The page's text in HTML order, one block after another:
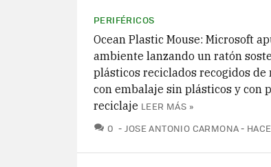
PERIFÉRICOS
Ocean Plastic Mouse: Microsoft
ambiente lanzando un ratón
plásticos reciclados recogidos de
con embalaje sin plásticos y con
reciclaje LEER MÁS »
0 COMENTARIOS
JOSE ANTONIO CARMONA